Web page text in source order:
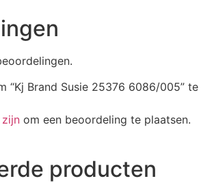
“Kj Brand Susie 25376 6086/005” te
om een beoordeling te plaatsen.
producten